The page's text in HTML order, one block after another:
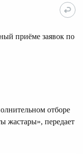
приёме заявок по
отборе
жастары», передает